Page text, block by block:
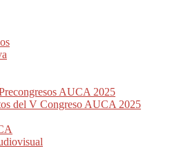
AUCA 2025
del V Congreso AUCA 2025